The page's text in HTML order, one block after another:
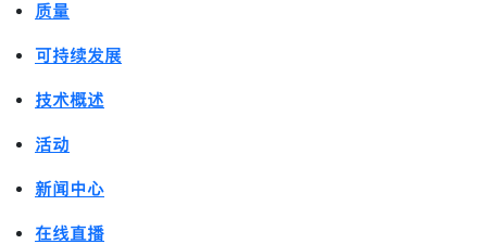
质量
可持续发展
技术概述
活动
新闻中心
在线直播